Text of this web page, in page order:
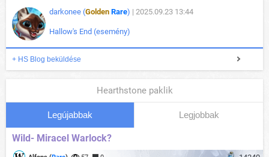
darkonee (Golden Rare) | 2025.09.23 13:44
Hallow's End (esemény)
+ HS Blog beküldése
Hearthstone paklik
Legújabbak Legjobbak
Wild- Miracel Warlock?